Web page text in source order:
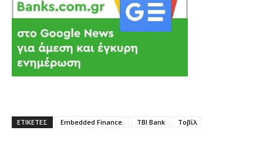
ΕΤΙΚΕΤΕΣ Embedded Finance. TBI Bank Τοβίλ